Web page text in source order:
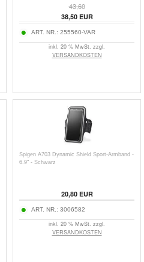
43,60
38,50EUR
ART. NR.: 255560-VAR
inkl. 20 % MwSt. zzgl.
VERSANDKOSTEN
Spigen A703 Dynamic Shield Sport-Armband -
6.9" - Schwarz
20,80EUR
ART. NR.: 3006582
inkl. 20 % MwSt. zzgl.
VERSANDKOSTEN